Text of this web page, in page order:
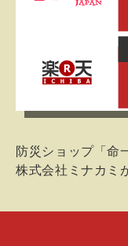
防災ショップ「命
株式会社ミナカミ